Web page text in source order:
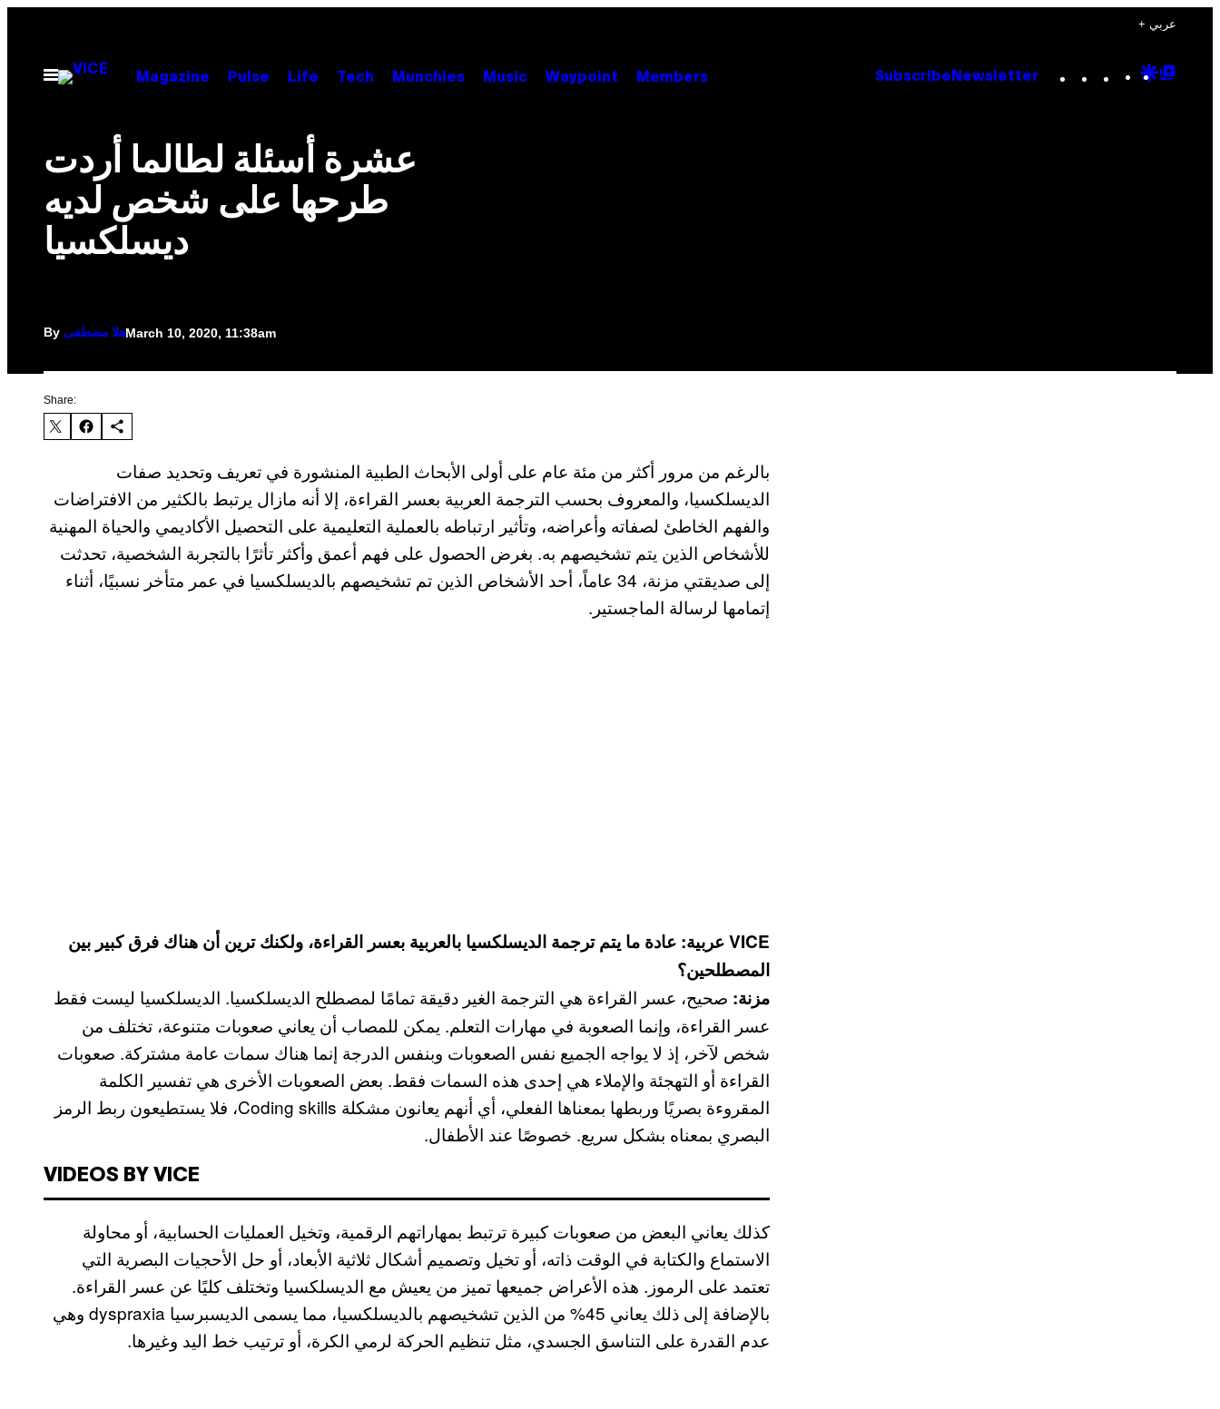
content
+ عربي
Open
Menu
Magazine Pulse Life Tech Munchies Music Waypoint Members Subscribe Newsletter Instagram
TikTok
YouTube
Google
عشرة أسئلة لطالما أردت
طرحها على شخص لديه
ديسلكسيا
By هلا مصطفىMarch 10, 2020, 11:38am
Share:
بالرغم من مرور أكثر من مئة عام على أولى الأبحاث الطبية المنشورة في تعريف وتحديد صفات
الديسلكسيا، والمعروف بحسب الترجمة العربية بعسر القراءة، إلا أنه مازال يرتبط بالكثير من الافتراضات
والفهم الخاطئ لصفاته وأعراضه، وتأثير ارتباطه بالعملية التعليمية على التحصيل الأكاديمي والحياة المهنية
للأشخاص الذين يتم تشخيصهم به. بغرض الحصول على فهم أعمق وأكثر تأثرًا بالتجربة الشخصية، تحدثت
إلى صديقتي مزنة، 34 عاماً، أحد الأشخاص الذين تم تشخيصهم بالديسلكسيا في عمر متأخر نسبيًا، أثناء
إتمامها لرسالة الماجستير.
VICE عربية: عادة ما يتم ترجمة الديسلكسيا بالعربية بعسر القراءة، ولكنك ترين أن هناك فرق كبير بين
المصطلحين؟
مزنة: صحيح، عسر القراءة هي الترجمة الغير دقيقة تمامًا لمصطلح الديسلكسيا. الديسلكسيا ليست فقط
عسر القراءة، وإنما الصعوبة في مهارات التعلم. يمكن للمصاب أن يعاني صعوبات متنوعة، تختلف من
شخص لآخر، إذ لا يواجه الجميع نفس الصعوبات وبنفس الدرجة إنما هناك سمات عامة مشتركة. صعوبات
القراءة أو التهجئة والإملاء هي إحدى هذه السمات فقط. بعض الصعوبات الأخرى هي تفسير الكلمة
المقروءة بصريًا وربطها بمعناها الفعلي، أي أنهم يعانون مشكلة Coding skills، فلا يستطيعون ربط الرمز
البصري بمعناه بشكل سريع. خصوصًا عند الأطفال.
VIDEOS BY VICE
كذلك يعاني البعض من صعوبات كبيرة ترتبط بمهاراتهم الرقمية، وتخيل العمليات الحسابية، أو محاولة
الاستماع والكتابة في الوقت ذاته، أو تخيل وتصميم أشكال ثلاثية الأبعاد، أو حل الأحجيات البصرية التي
تعتمد على الرموز. هذه الأعراض جميعها تميز من يعيش مع الديسلكسيا وتختلف كليًا عن عسر القراءة.
بالإضافة إلى ذلك يعاني 45% من الذين تشخيصهم بالديسلكسيا، مما يسمى الديسبرسيا dyspraxia وهي
عدم القدرة على التناسق الجسدي، مثل تنظيم الحركة لرمي الكرة، أو ترتيب خط اليد وغيرها.